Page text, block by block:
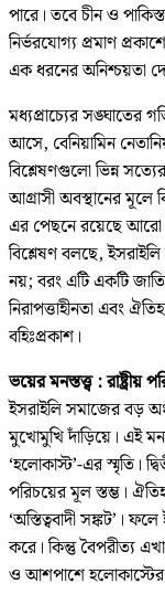
পারে। তবে চীন ও
নির্ভরযোগ্য প্রমাণ
এক ধরনের অনিশ্চয়তা
মধ্যপ্রাচ্যের সঙ্ঘাতের
আসে, বেনিয়ামিন
বিশ্লেষণগুলো ভিন্ন
আগ্রাসী অবস্থানের মূলে
এর পেছনে রয়েছে আরো
বিশ্লেষণ বলছে,
নয়; বরং এটি একটি
নিরাপত্তাহীনতা এবং
বহিঃপ্রকাশ।
ভয়ের মনস্তত্ত্ব :
ইসরাইলি সমাজের বড়
মুখোমুখি দাঁড়িয়ে। এই
‘হলোকাস্ট’-এর স্মৃতি।
পরিচয়ের মূল স্তম্ভ।
‘অস্তিত্ববাদী সঙ্কট’।
করে। কিন্তু বৈপরীত্য
ও আশপাশে হলোকাস্টের